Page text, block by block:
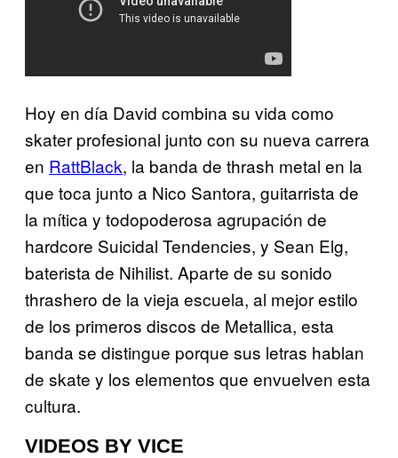
Hoy en día David combina su vida como
skater profesional junto con su nueva carrera
en RattBlack, la banda de thrash metal en la
que toca junto a Nico Santora, guitarrista de
la mítica y todopoderosa agrupación de
hardcore Suicidal Tendencies, y Sean Elg,
baterista de Nihilist. Aparte de su sonido
thrashero de la vieja escuela, al mejor estilo
de los primeros discos de Metallica, esta
banda se distingue porque sus letras hablan
de skate y los elementos que envuelven esta
cultura.
VIDEOS BY VICE